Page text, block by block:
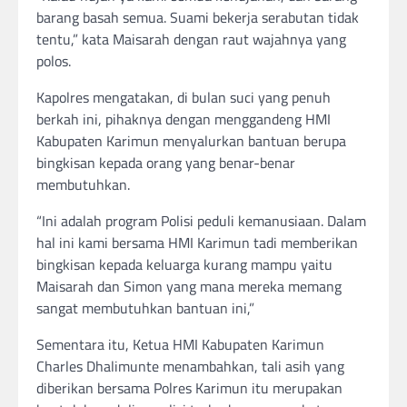
barang basah semua. Suami bekerja serabutan tidak
tentu,” kata Maisarah dengan raut wajahnya yang
polos.
Kapolres mengatakan, di bulan suci yang penuh
berkah ini, pihaknya dengan menggandeng HMI
Kabupaten Karimun menyalurkan bantuan berupa
bingkisan kepada orang yang benar-benar
membutuhkan.
“Ini adalah program Polisi peduli kemanusiaan. Dalam
hal ini kami bersama HMI Karimun tadi memberikan
bingkisan kepada keluarga kurang mampu yaitu
Maisarah dan Simon yang mana mereka memang
sangat membutuhkan bantuan ini,”
Sementara itu, Ketua HMI Kabupaten Karimun
Charles Dhalimunte menambahkan, tali asih yang
diberikan bersama Polres Karimun itu merupakan